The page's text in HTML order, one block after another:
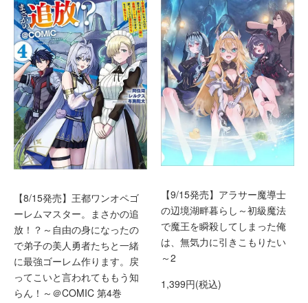
【8/15発売】王都ワンオペゴ
ーレムマスター。まさかの追
放！？～自由の身になったの
で弟子の美人勇者たちと一緒
に最強ゴーレム作ります。戻
ってこいと言われてももう知
らん！～＠COMIC 第4巻
【9/15発売】アラサー魔導士
の辺境湖畔暮らし～初級魔法
で魔王を瞬殺してしまった俺
は、無気力に引きこもりたい
～2
1,399円(税込)